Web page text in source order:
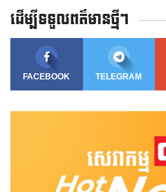
ដើម្បីទទួលពត៌មានថ្មីៗ
FACEBOOK TELEGRAM